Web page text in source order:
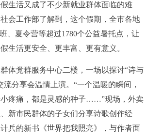
生活又成了不少新就业群体面临的难
会工作部了解到，这个假期，全市各地
、夏令营等超过1780个公益暑托点，让
生活更安全、更丰富、更有意义。
党群服务中心二楼，一场以探讨“诗与
流分享会温情上演。“一个温暖的瞬间，
疼痛，都是灵感的种子……”现场，外卖
新市民群体的子女们分享诗歌创作经
兵的新书《世界把我照亮》，与作者面